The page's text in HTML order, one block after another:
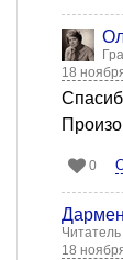
18
0
Читатель
18